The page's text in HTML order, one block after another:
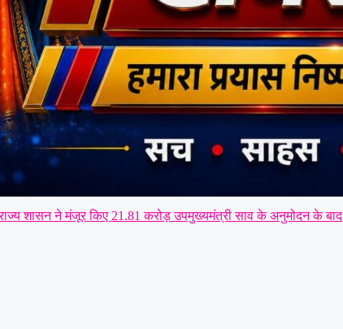
राज्य शासन ने मंजूर किए 21.81 करोड़ उपमुख्यमंत्री साव के अनुमोदन के बाद